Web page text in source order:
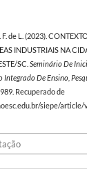
de L. (2023).
INDUSTRIAIS NA
SC.Seminário De
De Ensino,
Recuperado de
siepe/